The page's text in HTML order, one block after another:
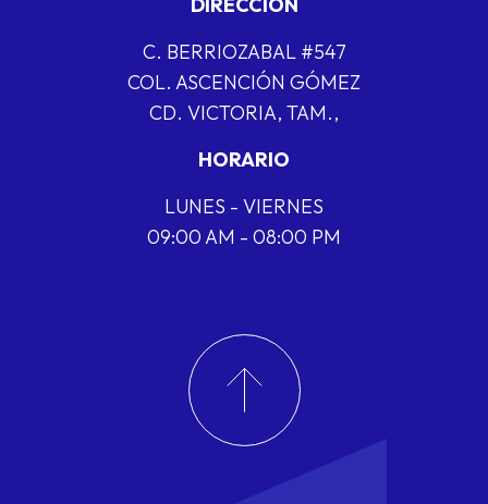
C. BERRIOZABAL #547
COL. ASCENCIÓN GÓMEZ
CD. VICTORIA, TAM.,
HORARIO
LUNES - VIERNES
09:00 AM - 08:00 PM